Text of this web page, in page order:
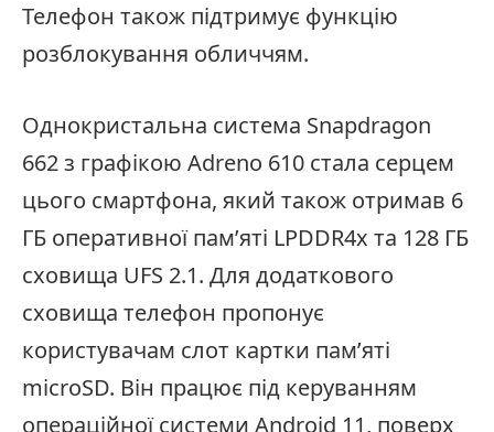
Телефон також підтримує функцію
розблокування обличчям.
Однокристальна система Snapdragon
662 з графікою Adreno 610 стала серцем
цього смартфона, який також отримав 6
ГБ оперативної пам’яті LPDDR4x та 128 ГБ
сховища UFS 2.1. Для додаткового
сховища телефон пропонує
користувачам слот картки пам’яті
microSD. Він працює під керуванням
операційної системи Android 11, поверх